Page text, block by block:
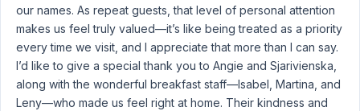
our names. As repeat guests, that level of personal attention
makes us feel truly valued—it’s like being treated as a priority
every time we visit, and I appreciate that more than I can say.
I’d like to give a special thank you to Angie and Sjarivienska,
along with the wonderful breakfast staff—Isabel, Martina, and
Leny—who made us feel right at home. Their kindness and